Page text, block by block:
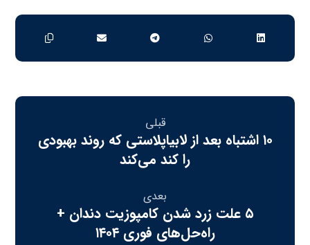
قبلی
۱۰ اشتباه بعد از لابیاپلاستی که روند بهبودی
را کند می‌کند
بعدی
۵ علت زرد شدن کامپوزیت دندان +
راه‌حل‌های فوری ۱۴۰۴